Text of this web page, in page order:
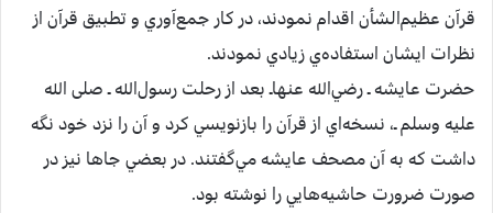
قرآن‌ عظيم‌الشأن‌ اقدام‌ نمودند، در كار جمع‌آوري‌ و تطبيق‌ قرآن‌ از
نظرات‌ ايشان‌ استفاده‌ي‌ زيادي‌ نمودند.
حضرت‌ عايشه ـ رضي‌الله عنهاـ بعد از رحلت‌ رسول‌الله ـ صلی الله
علیه وسلم ـ، نسخه‌اي‌ از قرآن‌ را بازنويسي‌ كرد و آن‌ را نزد خود نگه‌
داشت‌ كه‌ به‌ آن‌ مصحف‌ عايشه مي‌گفتند. در بعضي‌ جاها نيز در
صورت‌ ضرورت‌ حاشيه‌هايي‌ را نوشته‌ بود.